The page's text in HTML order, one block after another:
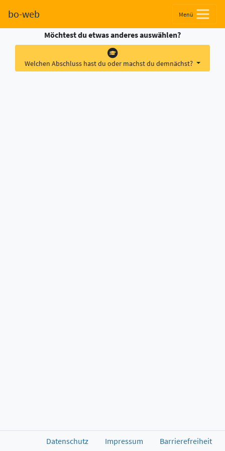
bo-web Menü
Möchtest du etwas anderes auswählen?
Welchen Abschluss hast du oder machst du demnächst?
Datenschutz Impressum Barrierefreiheit